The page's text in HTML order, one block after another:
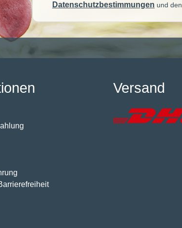
Datenschutzbestimmungen und den
Versand